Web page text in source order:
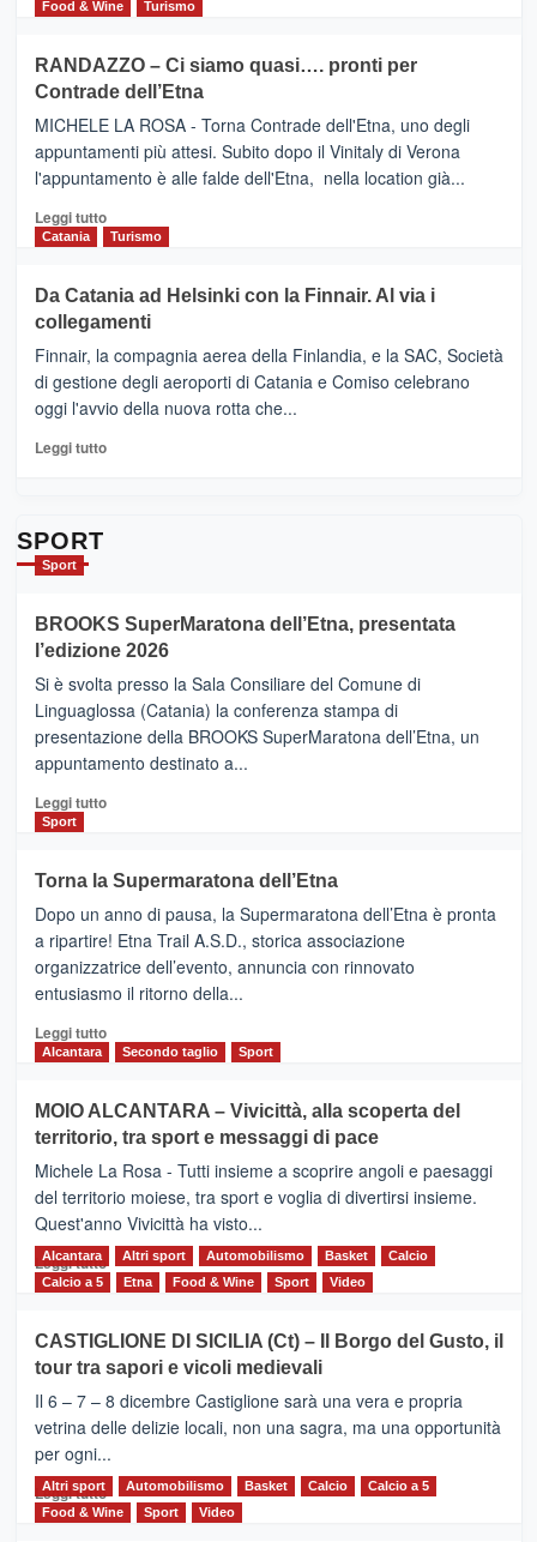
classifica
IL
NUOVO
SUMMER
CLUB
di
VIAGRANDE
(Ct)
–
Benanti
presenta
“Vino
&
Cultura
tappe
dell’enoturismo
Food & Wine Turismo
RANDAZZO – Ci siamo quasi…. pronti per
Contrade dell’Etna
MICHELE LA ROSA - Torna Contrade dell'Etna, uno degli
appuntamenti più attesi. Subito dopo il Vinitaly di Verona
l'appuntamento è alle falde dell'Etna, nella location già...
Leggi tuttoLeggi
di
RANDAZZO
–
Ci
siamo
quasi….
pronti
per
Catania Turismo
Da Catania ad Helsinki con la Finnair. Al via i
collegamenti
Finnair, la compagnia aerea della Finlandia, e la SAC, Società
di gestione degli aeroporti di Catania e Comiso celebrano
oggi l'avvio della nuova rotta che...
Leggi tuttoLeggi
con
la
Al
via
i
collegamenti
SPORT
Sport
BROOKS SuperMaratona dell’Etna, presentata
l’edizione 2026
Si è svolta presso la Sala Consiliare del Comune di
Linguaglossa (Catania) la conferenza stampa di
presentazione della BROOKS SuperMaratona dell’Etna, un
appuntamento destinato a...
Leggi tuttoLeggi
BROOKS
SuperMaratona
dell’Etna,
presentata
l’edizione
2026
Sport
Torna la Supermaratona dell’Etna
Dopo un anno di pausa, la Supermaratona dell’Etna è pronta
a ripartire! Etna Trail A.S.D., storica associazione
organizzatrice dell’evento, annuncia con rinnovato
entusiasmo il ritorno della...
Leggi tuttoLeggi
Torna
la
Supermaratona
dell’Etna
Alcantara Secondo taglio Sport
MOIO ALCANTARA – Vivicittà, alla scoperta del
territorio, tra sport e messaggi di pace
Michele La Rosa - Tutti insieme a scoprire angoli e paesaggi
del territorio moiese, tra sport e voglia di divertirsi insieme.
Quest'anno Vivicittà ha visto...
Leggi tutto Leggi
MOIO
ALCANTARA
–
Vivicittà,
alla
scoperta
del
territorio,
Alcantara Altri sport Automobilismo Basket
Calcio
Calcio a 5
Etna Food & Wine Sport Video
CASTIGLIONE DI SICILIA (Ct) – Il Borgo del Gusto, il
tour tra sapori e vicoli medievali
Il 6 – 7 – 8 dicembre Castiglione sarà una vera e propria
vetrina delle delizie locali, non una sagra, ma una opportunità
per ogni...
Leggi tuttoLeggi
di
Altri sport Automobilismo Basket Calcio
Calcio a 5
Food & Wine
Sport Video